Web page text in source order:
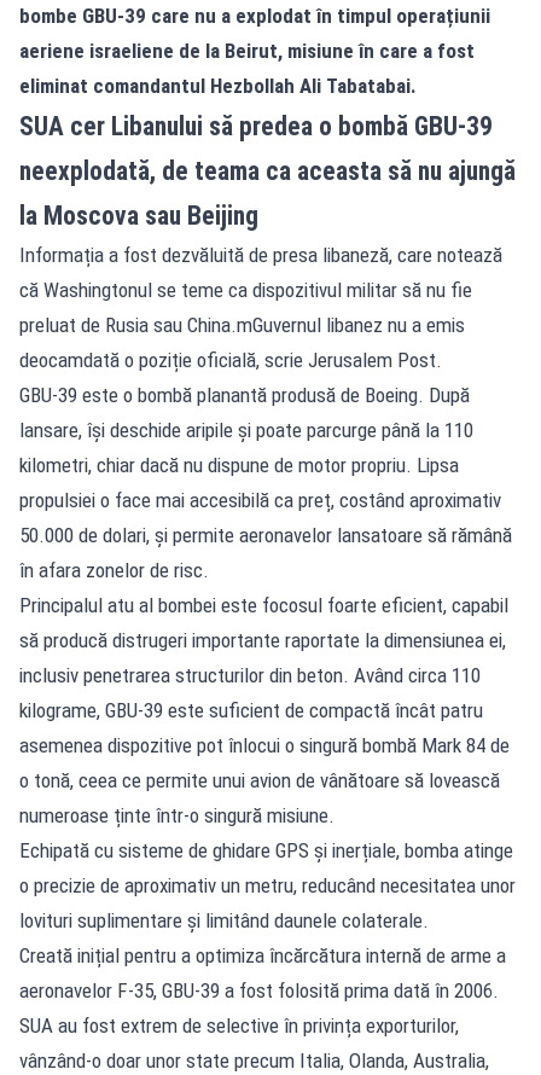
bombe GBU-39 care nu a explodat în timpul operațiunii
aeriene israeliene de la Beirut, misiune în care a fost
eliminat comandantul Hezbollah Ali Tabatabai.
SUA cer Libanului să predea o bombă GBU-39
neexplodată, de teama ca aceasta să nu ajungă
la Moscova sau Beijing
Informația a fost dezvăluită de presa libaneză, care notează
că Washingtonul se teme ca dispozitivul militar să nu fie
preluat de Rusia sau China.mGuvernul libanez nu a emis
deocamdată o poziție oficială, scrie Jerusalem Post.
GBU-39 este o bombă planantă produsă de Boeing. După
lansare, își deschide aripile și poate parcurge până la 110
kilometri, chiar dacă nu dispune de motor propriu. Lipsa
propulsiei o face mai accesibilă ca preț, costând aproximativ
50.000 de dolari, și permite aeronavelor lansatoare să rămână
în afara zonelor de risc.
Principalul atu al bombei este focosul foarte eficient, capabil
să producă distrugeri importante raportate la dimensiunea ei,
inclusiv penetrarea structurilor din beton. Având circa 110
kilograme, GBU-39 este suficient de compactă încât patru
asemenea dispozitive pot înlocui o singură bombă Mark 84 de
o tonă, ceea ce permite unui avion de vânătoare să lovească
numeroase ținte într-o singură misiune.
Echipată cu sisteme de ghidare GPS și inerțiale, bomba atinge
o precizie de aproximativ un metru, reducând necesitatea unor
lovituri suplimentare și limitând daunele colaterale.
Creată inițial pentru a optimiza încărcătura internă de arme a
aeronavelor F-35, GBU-39 a fost folosită prima dată în 2006.
SUA au fost extrem de selective în privința exporturilor,
vânzând-o doar unor state precum Italia, Olanda, Australia,